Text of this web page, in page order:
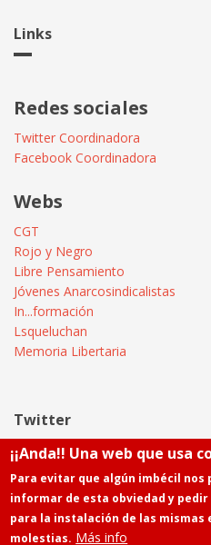
Links
Redes sociales
Twitter Coordinadora
Facebook Coordinadora
Webs
CGT
Rojo y Negro
Libre Pensamiento
Jóvenes Anarcosindicalistas
In...formación
Lsqueluchan
Memoria Libertaria
Twitter
Tweets by @Informatica_CGT
¡¡Anda!! Una web que usa
Para evitar que algún imbécil nos
informar de esta obviedad y
para la instalación de las mismas
molestias. Más info